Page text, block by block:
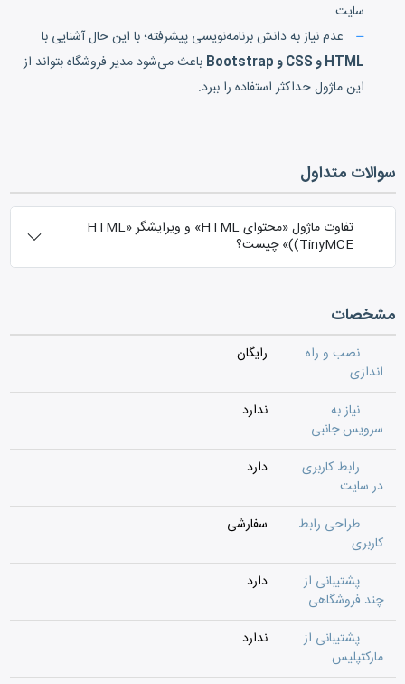
سایت
عدم نیاز به دانش برنامه‌نویسی پیشرفته؛ با این حال آشنایی با
HTML و CSS و Bootstrap
باعث می‌شود مدیر فروشگاه بتواند از
این ماژول حداکثر استفاده را ببرد.
سوالات متداول
تفاوت ماژول «محتوای HTML» و ویرایشگر «HTML
(TinyMCE)» چیست؟
مشخصات
نصب و راه
اندازی
رایگان
نیاز به
سرویس جانبی
ندارد
رابط کاربری
در سایت
دارد
طراحی رابط
کاربری
سفارشی
پشتیبانی از
چند فروشگاهی
دارد
پشتیبانی از
مارکتپلیس
ندارد